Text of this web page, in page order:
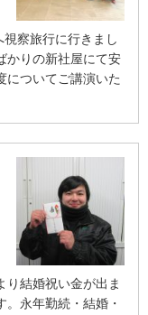
察旅行に行きまし
かりの新社屋にて安
についてご講演いた
り結婚祝い金が出ま
。永年勤続・結婚・